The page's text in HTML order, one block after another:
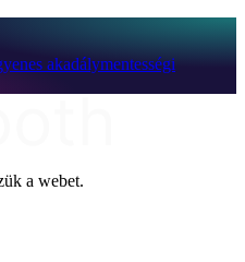
akadálymentességi
a webet.